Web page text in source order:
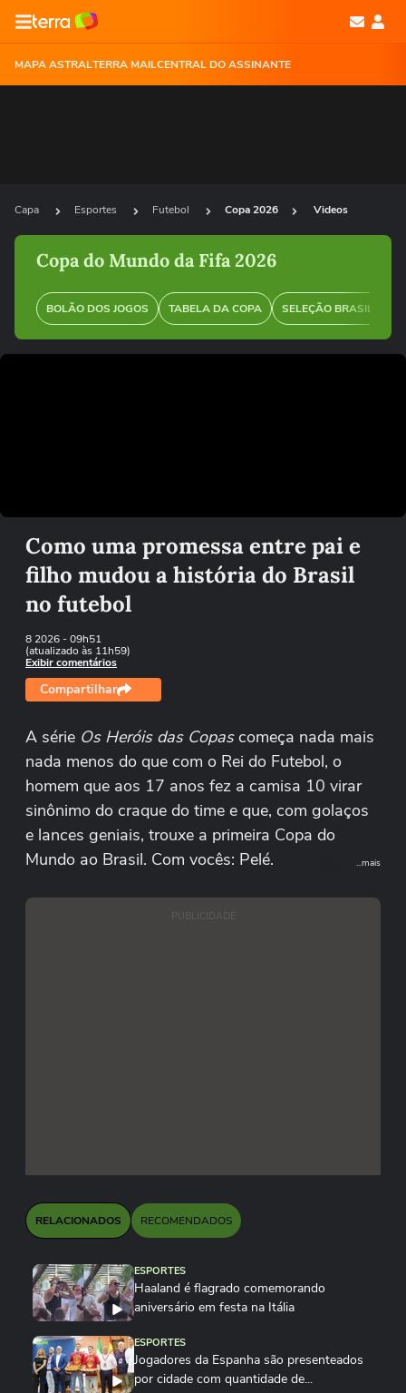
MAPA ASTRALTERRA MAILCENTRAL DO ASSINANTE
Capa Esportes Futebol Copa 2026 Videos
Copa do Mundo da Fifa 2026
BOLÃO DOS JOGOS TABELA DA COPA SELEÇÃO BRASILEIRA
Como uma promessa entre pai e
filho mudou a história do Brasil
no futebol
8 2026- 09h51
(atualizado às 11h59)
Exibir comentários
Compartilhar
A série Os Heróis das Copascomeça nada mais
nada menos do que com o Rei do Futebol, o
homem que aos 17 anos fez a camisa 10 virar
sinônimo do craque do time e que, com golaços
e lances geniais, trouxe a primeira Copa do
Mundo ao Brasil. Com vocês: Pelé.
...mais
PUBLICIDADE
RELACIONADOS RECOMENDADOS
ESPORTES
Haaland é flagrado comemorando
aniversário em festa na Itália
ESPORTES
Jogadores da Espanha são presenteados
por cidade com quantidade de...